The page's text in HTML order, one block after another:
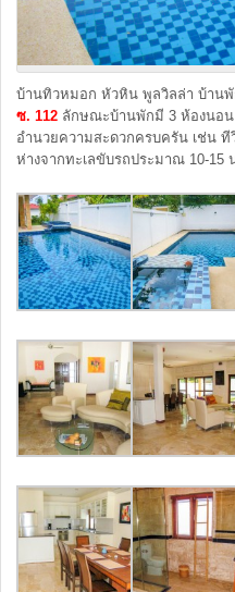
บ้านทิวหมอก หัวหิน พูลวิลล่า บ้านพั
ซ. 112 ลักษณะบ้านพักมี 3 ห้องนอน
อำนวยความสะดวกครบครัน เช่น ที
ห่างจากทะเลขับรถประมาณ 10-15